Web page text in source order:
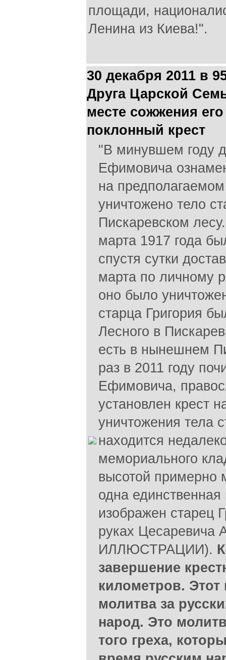
площади,
Ленина из Киева!".
30 декабря 2011 в
Друга Царской
месте сожжения
поклонный крест
"В минувшем году
Ефимовича
на
уничтожено тело
Пискаревском
марта 1917 года
спустя сутки
марта по личному
оно было
старца Григория
Лесного в
есть в нынешнем
раз в 2011 году
Ефимовича,
установлен крест
уничтожения тела
находится
мемориального
высотой примерно
одна единственная
изображен старец
руках
ИЛЛЮСТРАЦИИ).
завершение
километров. Этот
молитва за
народ. Это
того греха,